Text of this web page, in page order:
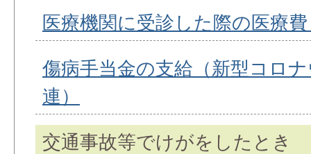
医療機関に受診した際の医療
傷病手当金の支給（新型コロ
連）
交通事故等でけがをしたとき